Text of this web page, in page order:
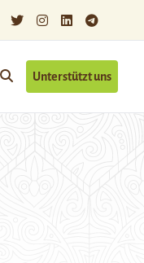
Unterstützt uns